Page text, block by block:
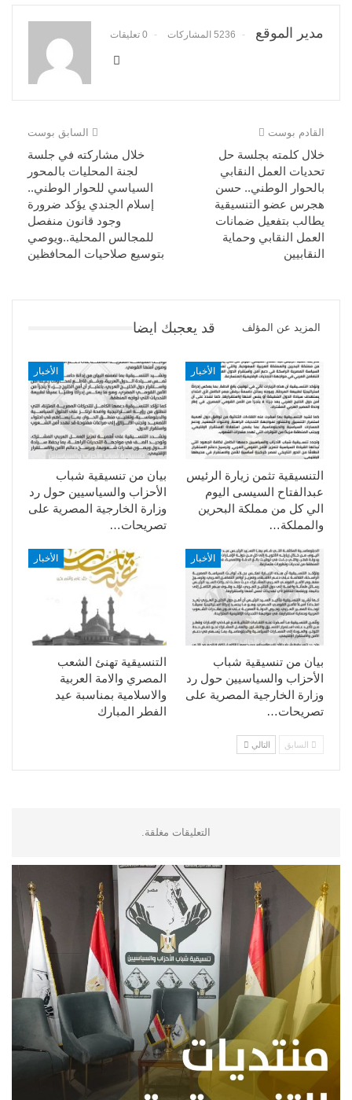
مدير الموقع 5236 المشاركات 0 تعليقات
السابق بوست
خلال مشاركته في جلسة
لجنة المحليات بالمحور
السياسي للحوار الوطني..
إسلام الجندي يؤكد ضرورة
وجود قانون منفصل
للمجالس المحلية..ويوصي
بتوسيع صلاحيات المحافظين
القادم بوست
خلال كلمته بجلسة حل
تحديات العمل النقابي
بالحوار الوطني.. حسن
هجرس عضو التنسيقية
يطالب بتفعيل ضمانات
العمل النقابي وحماية
النقابيين
قد يعجبك ايضا المزيد عن المؤلف
الأخبار
بيان من تنسيقية شباب
الأحزاب والسياسيين حول رد
وزارة الخارجية المصرية على
تصريحات…
الأخبار
التنسيقية تثمن زيارة الرئيس
عبدالفتاح السيسى اليوم
الي كل من مملكة البحرين
والمملكة…
الأخبار
التنسيقية تهنئ الشعب
المصري والامة العربية
والاسلامية بمناسبة عيد
الفطر المبارك
الأخبار
بيان من تنسيقية شباب
الأحزاب والسياسيين حول رد
وزارة الخارجية المصرية على
تصريحات…
السابق التالي
التعليقات مغلقة.